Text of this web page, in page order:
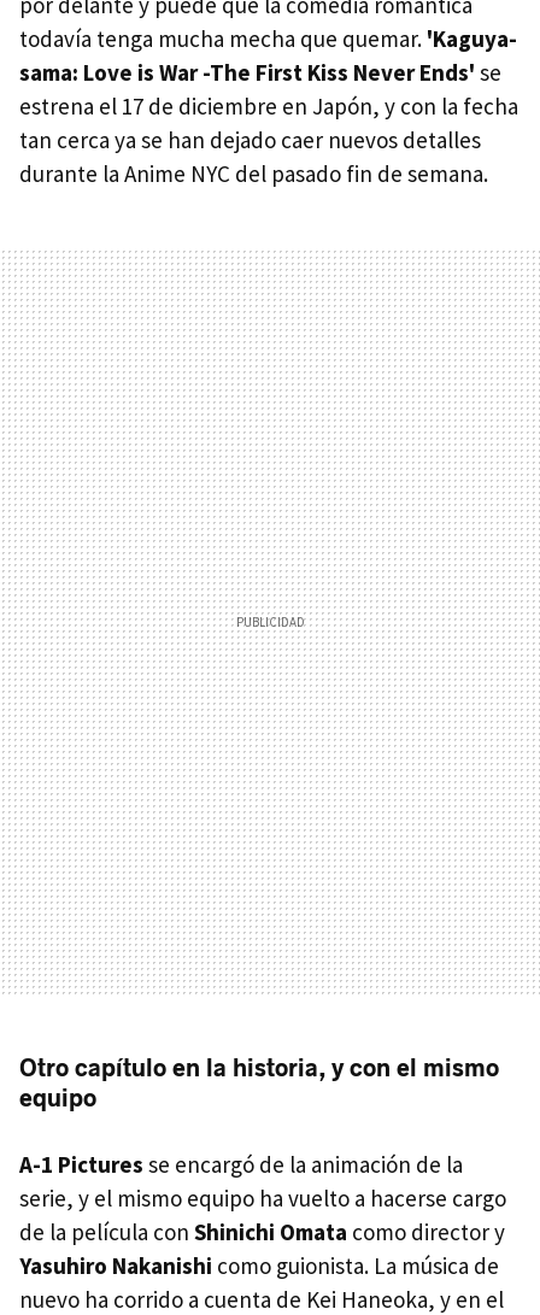
todavía tenga mucha mecha que quemar. 'Kaguya-
sama: Love is War -The First Kiss Never Ends' se
estrena el 17 de diciembre en Japón, y con la fecha
tan cerca ya se han dejado caer nuevos detalles
durante la Anime NYC del pasado fin de semana.
Otro capítulo en la historia, y con el mismo
equipo
A-1 Pictures se encargó de la animación de la
serie, y el mismo equipo ha vuelto a hacerse cargo
de la película con Shinichi Omata como director y
Yasuhiro Nakanishi como guionista. La música de
nuevo ha corrido a cuenta de Kei Haneoka, y en el